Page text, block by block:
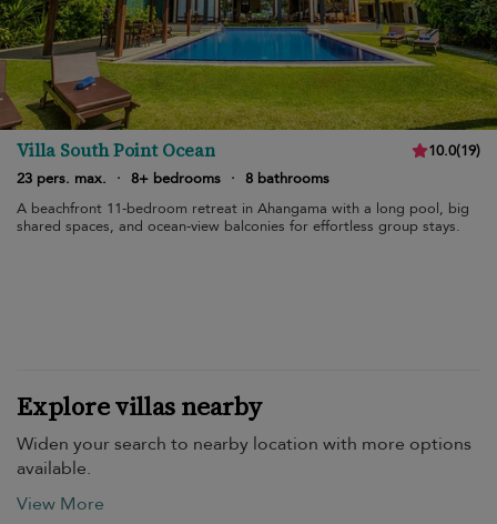
Villa South Point Ocean 10.0(19)
23 pers. max.
· 8+ bedrooms · 8 bathrooms
A beachfront 11-bedroom retreat in Ahangama with a long pool, big
shared spaces, and ocean-view balconies for effortless group stays.
Explore villas nearby
Widen your search to nearby location with more options
available.
View More